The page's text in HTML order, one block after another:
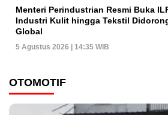
Menteri Perindustrian Resmi Buka
Industri Kulit hingga Tekstil
Global
5 Agustus 2026 | 14:35 WIB
OTOMOTIF